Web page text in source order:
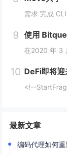
9 使用
10
最新文章
编码代理如何